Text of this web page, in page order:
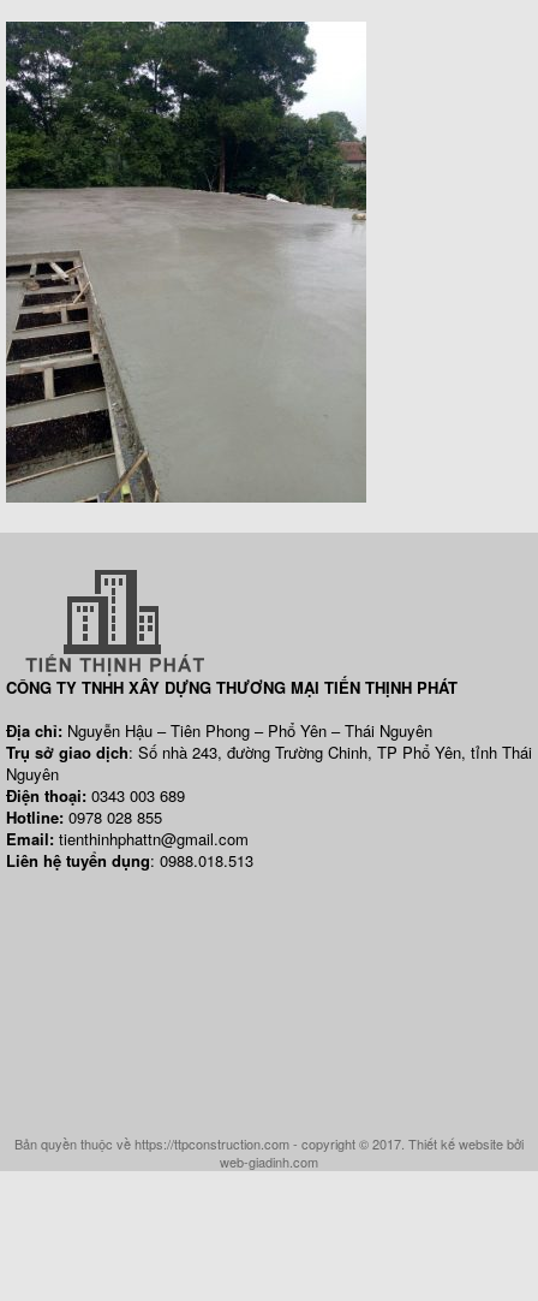
CÔNG TY TNHH XÂY DỰNG THƯƠNG MẠI TIẾN THỊNH PHÁT
Địa chỉ: Nguyễn Hậu – Tiên Phong – Phổ Yên – Thái Nguyên
Trụ sở giao dịch: Số nhà 243, đường Trường Chinh, TP Phổ Yên, tỉnh Thái
Nguyên
Điện thoại: 0343 003 689
Hotline: 0978 028 855
Email: tienthinhphattn@gmail.com
Liên hệ tuyển dụng: 0988.018.513
Bản quyền thuộc về https://ttpconstruction.com - copyright © 2017. Thiết kế website bởi
web-giadinh.com